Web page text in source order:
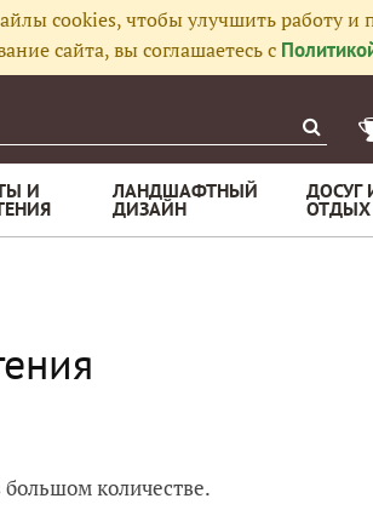
cookies, чтобы улучшить работу и
сайта, вы соглашаетесь с
И ЛАНДШАФТНЫЙ
ДИЗАЙН
ДОСУГ
ОТДЫХ
большом количестве.